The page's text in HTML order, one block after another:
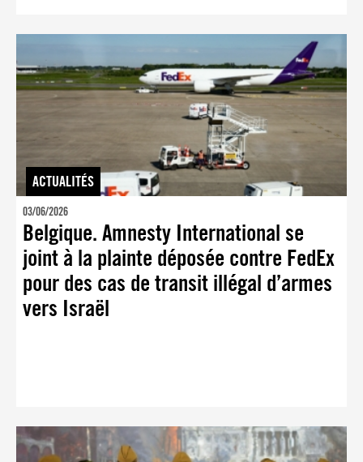
ACTUALITÉS
03/06/2026
Belgique. Amnesty International se
joint à la plainte déposée contre FedEx
pour des cas de transit illégal d’armes
vers Israël